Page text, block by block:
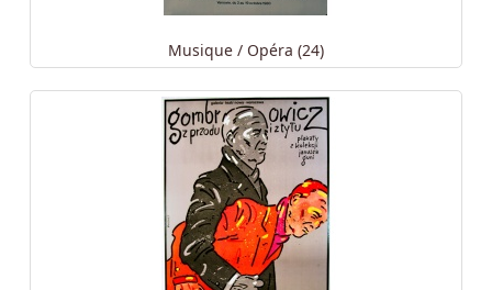
Musique / Opéra (24)